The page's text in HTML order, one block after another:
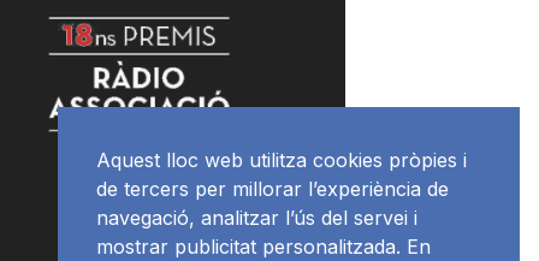
Aquest lloc web utilitza cookies pròpies i
de tercers per millorar l’experiència de
navegació, analitzar l’ús del servei i
mostrar publicitat personalitzada. En